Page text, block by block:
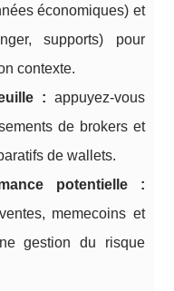
économiques) et
supports) pour
contexte.
: appuyez‑vous
de brokers et
de wallets.
potentielle :
memecoins et
gestion du risque